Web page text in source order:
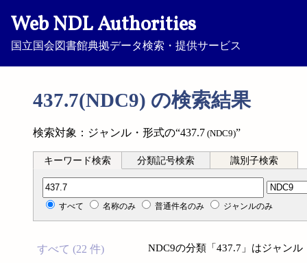
Web NDL Authorities
国立国会図書館典拠データ検索・提供サービス
437.7(NDC9) の検索結果
検索対象：ジャンル・形式の“437.7 (NDC9)”
キーワード検索 分類記号検索 識別子検索
分類記号検索
すべて 名称のみ 普通件名のみ ジャンルのみ
すべて (22 件)
NDC9の分類「437.7」はジャン